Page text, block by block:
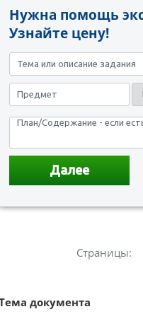
Нужна помощь
Узнайте цену!
Страницы:
документа